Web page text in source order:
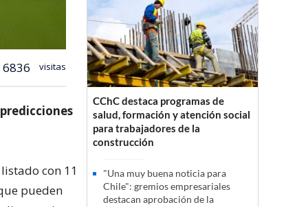
6836 visitas
con 11
pueden
CChC destaca programas de
salud, formación y atención social
para trabajadores de la
construcción
"Una muy buena noticia para
Chile": gremios empresariales
destacan aprobación de la